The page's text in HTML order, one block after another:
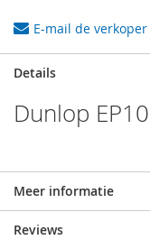
E-mail de verkoper
Details
Dunlop
Meer informatie
Reviews